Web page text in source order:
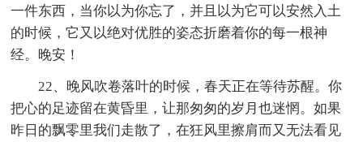
一件东西，当你以为你忘了，并且以为它可以安然入土
的时候，它又以绝对优胜的姿态折磨着你的每一根神
经。晚安！
22、晚风吹卷落叶的时候，春天正在等待苏醒。你
把心的足迹留在黄昏里，让那匆匆的岁月也迷惘。如果
昨日的飘零里我们走散了，在狂风里擦肩而又无法看见